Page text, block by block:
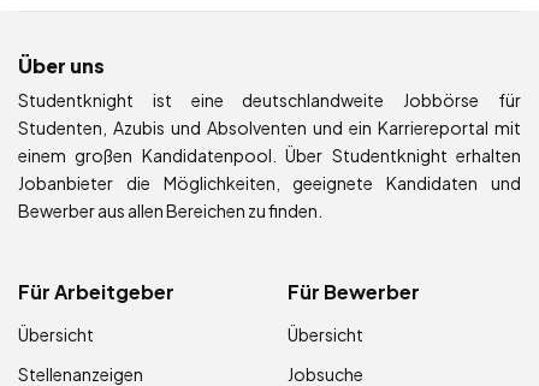
Über uns
Studentknight ist eine deutschlandweite Jobbörse für
Studenten, Azubis und Absolventen und ein Karriereportal mit
einem großen Kandidatenpool. Über Studentknight erhalten
Jobanbieter die Möglichkeiten, geeignete Kandidaten und
Bewerber aus allen Bereichen zu finden.
Für Arbeitgeber
Übersicht
Stellenanzeigen
Für Bewerber
Übersicht
Jobsuche